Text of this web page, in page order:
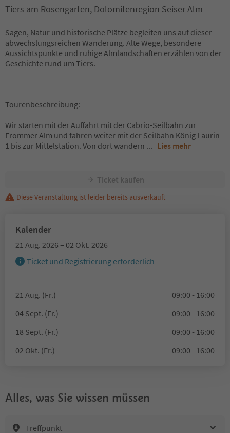
Tiers am Rosengarten, Dolomitenregion Seiser Alm
Sagen, Natur und historische Plätze begleiten uns auf dieser
abwechslungsreichen Wanderung. Alte Wege, besondere
Aussichtspunkte und ruhige Almlandschaften erzählen von der
Geschichte rund um Tiers.
Tourenbeschreibung:
Wir starten mit der Auffahrt mit der Cabrio-Seilbahn zur
Frommer Alm und fahren weiter mit der Seilbahn König Laurin
1 bis zur Mittelstation. Von dort wandern ... Lies mehr
Ticket kaufen
Diese Veranstaltung ist leider bereits ausverkauft
Kalender
21 Aug. 2026 – 02 Okt. 2026
Ticket und Registrierung erforderlich
21 Aug. (Fr.)
09:00 - 16:00
04 Sept. (Fr.)
09:00 - 16:00
18 Sept. (Fr.)
09:00 - 16:00
02 Okt. (Fr.)
09:00 - 16:00
Alles, was Sie wissen müssen
Treffpunkt